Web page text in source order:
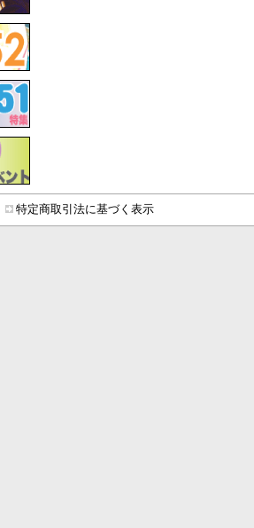
特定商取引法に基づく表示